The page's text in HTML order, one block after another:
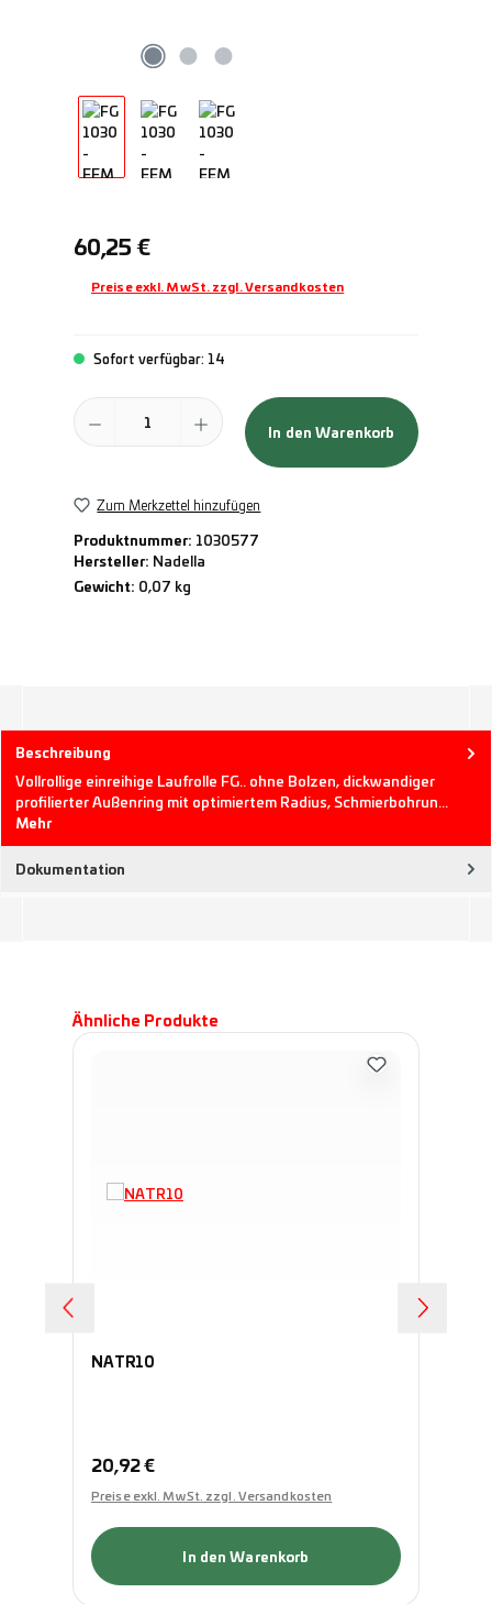
Regulärer Preis:
60,25 €
Preise exkl. MwSt. zzgl. Versandkosten
Sofort verfügbar: 14
Produkt Anzahl: Gib den gewünschten Wert ein oder benutze die
In den Warenkorb
Zum Merkzettel hinzufügen
Produktnummer: 1030577
Hersteller: Nadella
Gewicht: 0,07 kg
Beschreibung
Vollrollige einreihige Laufrolle FG.. ohne Bolzen, dickwandiger
profilierter Außenring mit optimiertem Radius, Schmierbohrun…
Mehr
Dokumentation
Produktgalerie überspringen
Ähnliche Produkte
NATR10
Regulärer Preis:
20,92 €
Preise exkl. MwSt. zzgl. Versandkosten
In den Warenkorb